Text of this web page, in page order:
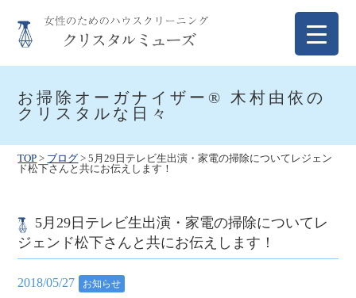
content
お掃除オーガナイザー® 木村由依の
クリスタルな日々
TOP > ブログ >5月29日テレビ生出演・家電の掃除についてレジェン
ド松下さんと共にお伝えします！
5月29日テレビ生出演・家電の掃除についてレ
ジェンド松下さんと共にお伝えします！
2018/05/27 お知らせ